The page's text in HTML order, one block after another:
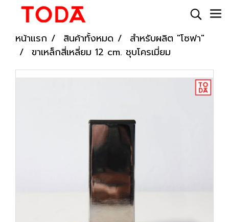
หน้าแรก สินค้าทั้งหมด
สำหรับผลิต "โซฟา"
ขาเหล็กสี่เหลี่ยม 12 cm. ชุบโครเมี่ยม